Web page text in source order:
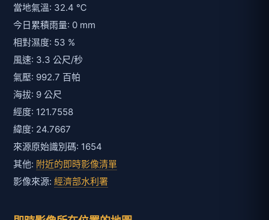
當地氣溫: 32.4 ℃
今日累積雨量: 0 mm
相對濕度: 53 %
風速: 3.3 公尺/秒
氣壓: 992.7 百帕
海拔: 9 公尺
經度: 121.7558
緯度: 24.7667
來源原始識別碼: 1654
其他: 附近的即時影像清單
影像來源: 經濟部水利署